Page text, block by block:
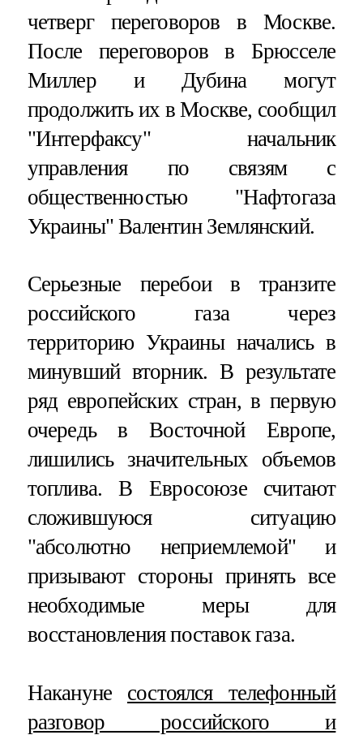
четверг переговоров в Москве.
После переговоров в Брюсселе
Миллер и Дубина могут
продолжить их в Москве, сообщил
"Интерфаксу" начальник
управления по связям с
общественностью "Нафтогаза
Украины" Валентин Землянский.
Серьезные перебои в транзите
российского газа через
территорию Украины начались в
минувший вторник. В результате
ряд европейских стран, в первую
очередь в Восточной Европе,
лишились значительных объемов
топлива. В Евросоюзе считают
сложившуюся ситуацию
"абсолютно неприемлемой" и
призывают стороны принять все
необходимые меры для
восстановления поставок газа.
Накануне состоялся телефонный
разговор российского и